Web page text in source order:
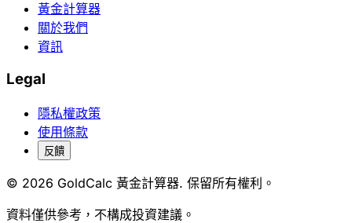
黃金計算器
關於我們
資訊
Legal
隱私權政策
使用條款
反饋
© 2026 GoldCalc 黃金計算器. 保留所有權利。
資料僅供參考，不構成投資建議。